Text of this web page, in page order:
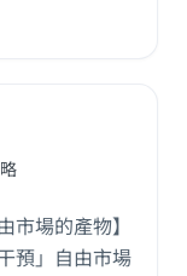
市場的產物】
預」自由市場